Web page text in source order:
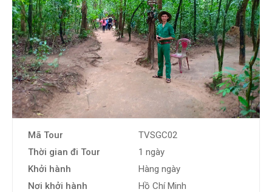
Mã Tour
TVSGC02
Thời gian đi Tour
1 ngày
Khởi hành
Hàng ngày
Nơi khởi hành
Hồ Chí Minh